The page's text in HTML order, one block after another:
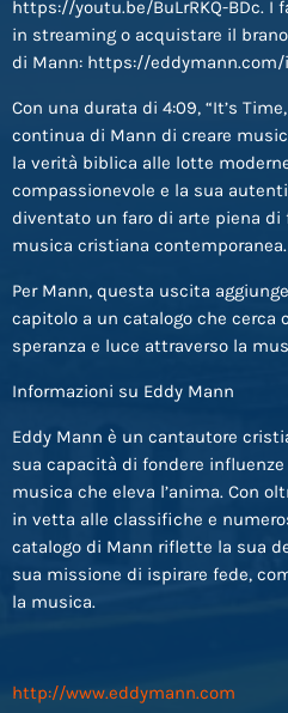
https://youtu.be/BuLrRKQ-BDc. I
in streaming o acquistare il
di Mann: https://
Con una durata di 4:09, “It’s
continua di Mann di creare
la verità biblica alle lotte
compassionevole e la sua
diventato un faro di arte piena di
musica cristiana contemporanea.
Per Mann, questa uscita
capitolo a un catalogo che cerca
speranza e luce attraverso la
Informazioni su Eddy Mann
Eddy Mann è un cantautore
sua capacità di fondere
musica che eleva l’anima. Con
in vetta alle classifiche e
catalogo di Mann riflette la sua
sua missione di ispirare fede,
la musica.
http://www.eddymann.com